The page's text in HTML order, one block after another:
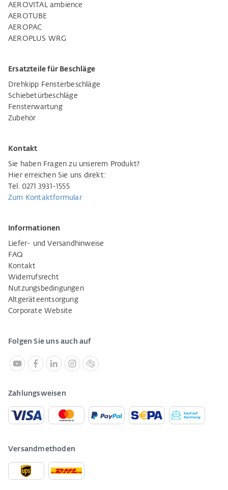
AEROVITAL ambience
AEROTUBE
AEROPAC
AEROPLUS WRG
Ersatzteile für Beschläge
Drehkipp Fensterbeschläge
Schiebetürbeschläge
Fensterwartung
Zubehör
Kontakt
Sie haben Fragen zu unserem Produkt?
Hier erreichen Sie uns direkt:
Tel. 0271 3931-1555
Zum Kontaktformular
Informationen
Liefer- und Versandhinweise
FAQ
Kontakt
Widerrufsrecht
Nutzungsbedingungen
Altgeräteentsorgung
Corporate Website
Folgen Sie uns auch auf
Zahlungsweisen
Versandmethoden